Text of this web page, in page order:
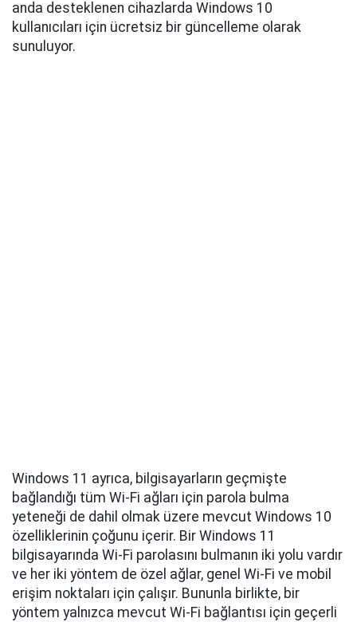
anda desteklenen cihazlarda Windows 10
kullanıcıları için ücretsiz bir güncelleme olarak
sunuluyor.
Windows 11 ayrıca, bilgisayarların geçmişte
bağlandığı tüm Wi-Fi ağları için parola bulma
yeteneği de dahil olmak üzere mevcut Windows 10
özelliklerinin çoğunu içerir. Bir Windows 11
bilgisayarında Wi-Fi parolasını bulmanın iki yolu vardır
ve her iki yöntem de özel ağlar, genel Wi-Fi ve mobil
erişim noktaları için çalışır. Bununla birlikte, bir
yöntem yalnızca mevcut Wi-Fi bağlantısı için geçerli